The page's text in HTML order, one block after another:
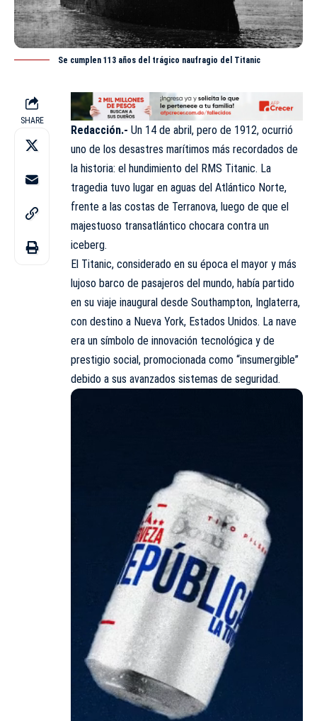
Se cumplen 113 años del trágico naufragio del Titanic
SHARE
Redacción.- Un 14 de abril, pero de 1912, ocurrió
uno de los desastres marítimos más recordados de
la historia: el hundimiento del RMS Titanic. La
tragedia tuvo lugar en aguas del Atlántico Norte,
frente a las costas de Terranova, luego de que el
majestuoso transatlántico chocara contra un
iceberg.
El Titanic, considerado en su época el mayor y más
lujoso barco de pasajeros del mundo, había partido
en su viaje inaugural desde Southampton, Inglaterra,
con destino a Nueva York, Estados Unidos. La nave
era un símbolo de innovación tecnológica y de
prestigio social, promocionada como “insumergible”
debido a sus avanzados sistemas de seguridad.